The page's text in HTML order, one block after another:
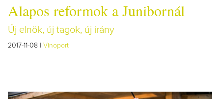
Alapos reformok a Junibornál
Új elnök, új tagok, új irány
2017-11-08 | Vinoport